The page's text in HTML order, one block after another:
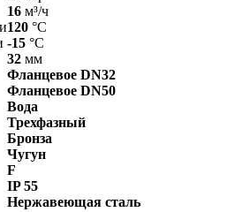
16 м³/ч
120 °С
-15 °С
32 мм
Фланцевое DN32
Фланцевое DN50
Вода
Трехфазный
Бронза
Чугун
F
IP 55
Нержавеющая сталь